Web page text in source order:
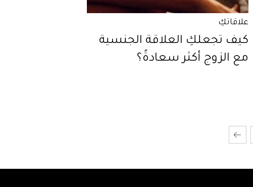
علاقاتكِ
كيف تجعلكِ العلاقة الجنسية
مع الزوج أكثر سعادةً؟